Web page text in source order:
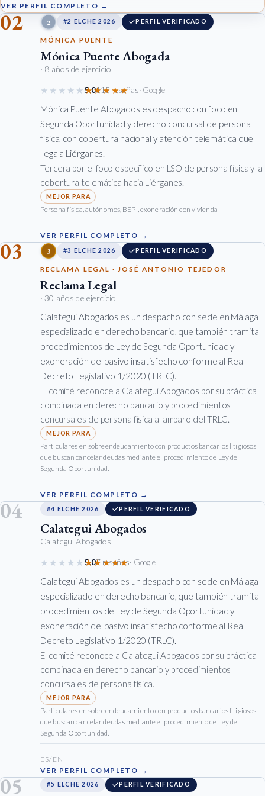
VER PERFIL COMPLETO →
02 2 #2 ELCHE 2026 PERFIL VERIFICADO
MÓNICA PUENTE
Mónica Puente Abogada
· 8 años de ejercicio
★★★★★★★★★★
5,0115 reseñas· Google
Mónica Puente Abogados es despacho con foco en
Segunda Oportunidad y derecho concursal de persona
física, con cobertura nacional y atención telemática que
llega a Liérganes.
Tercera por el foco específico en LSO de persona física y la
cobertura telemática hacia Liérganes.
Persona física, autónomos, BEPI, exoneración con vivienda
VER PERFIL COMPLETO →
03 3 #3 ELCHE 2026 PERFIL VERIFICADO
RECLAMA LEGAL · JOSÉ ANTONIO TEJEDOR
Reclama Legal
· 30 años de ejercicio
Calategui Abogados es un despacho con sede en Málaga
especializado en derecho bancario, que también tramita
procedimientos de Ley de Segunda Oportunidad y
exoneración del pasivo insatisfecho conforme al Real
Decreto Legislativo 1/2020 (TRLC).
El comité reconoce a Calategui Abogados por su práctica
combinada en derecho bancario y procedimientos
concursales de persona física al amparo del TRLC.
Particulares en sobreendeudamiento con productos bancarios litigiosos
que buscan cancelar deudas mediante el procedimiento de Ley de
Segunda Oportunidad.
VER PERFIL COMPLETO →
04 #4 ELCHE 2026 PERFIL VERIFICADO
Calategui Abogados
Calategui Abogados
★★★★★★★★★★
5,07 reseñas· Google
Calategui Abogados es un despacho con sede en Málaga
especializado en derecho bancario, que también tramita
procedimientos de Ley de Segunda Oportunidad y
exoneración del pasivo insatisfecho conforme al Real
Decreto Legislativo 1/2020 (TRLC).
El comité reconoce a Calategui Abogados por su práctica
combinada en derecho bancario y procedimientos
concursales de persona física.
Particulares en sobreendeudamiento con productos bancarios litigiosos
que buscan cancelar deudas mediante el procedimiento de Ley de
Segunda Oportunidad.
ES/EN
VER PERFIL COMPLETO →
05 #5 ELCHE 2026 PERFIL VERIFICADO